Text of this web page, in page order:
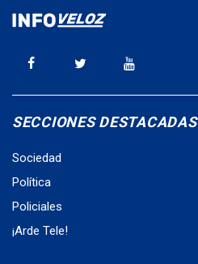
SECCIONES DESTACADAS
Sociedad
Política
Policiales
¡Arde Tele!